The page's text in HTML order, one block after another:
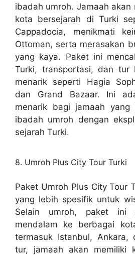
ibadah umroh. Jamaah akan
kota bersejarah di Turki
Cappadocia, menikmati
Ottoman, serta merasakan
yang kaya. Paket ini
Turki, transportasi, dan tur
menarik seperti Hagia
dan Grand Bazaar. Ini
menarik bagi jamaah yang
ibadah umroh dengan
sejarah Turki.
8. Umroh Plus City Tour Turki
Paket Umroh Plus City Tour
yang lebih spesifik untuk
Selain umroh, paket ini
mendalam ke berbagai
termasuk Istanbul, Ankara,
tur, jamaah akan memiliki